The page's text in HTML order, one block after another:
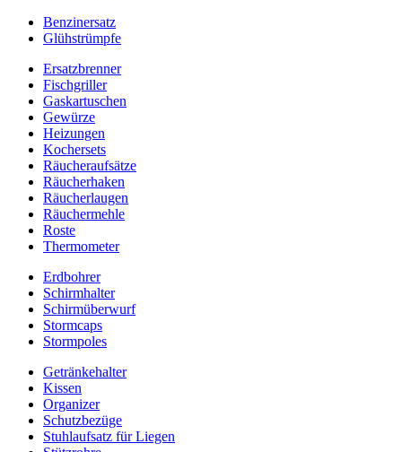
Benzinersatz
Glühstrümpfe
Ersatzbrenner
Fischgriller
Gaskartuschen
Gewürze
Heizungen
Kochersets
Räucheraufsätze
Räucherhaken
Räucherlaugen
Räuchermehle
Roste
Thermometer
Erdbohrer
Schirmhalter
Schirmüberwurf
Stormcaps
Stormpoles
Getränkehalter
Kissen
Organizer
Schutzbezüge
Stuhlaufsatz für Liegen